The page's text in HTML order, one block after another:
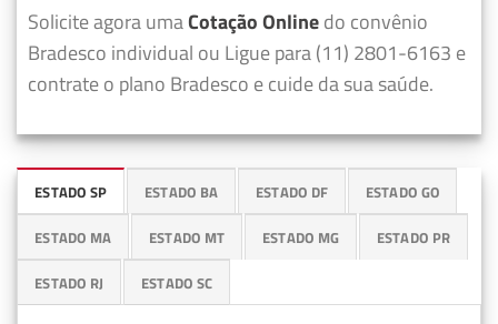
Solicite agora umaCotação Onlinedo convênio
Bradesco individual ou Ligue para (11) 2801-6163 e
contrate o plano Bradesco e cuide da sua saúde.
ESTADO SP ESTADO BA ESTADO DF ESTADO GO
ESTADO MA ESTADO MT ESTADO MG ESTADO PR
ESTADO RJ ESTADO SC